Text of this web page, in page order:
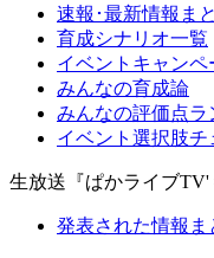
速報･最新情報ま
育成シナリオ一覧
イベントキャンペ
みんなの育成論
みんなの評価点ラ
イベント選択肢チ
生放送『ぱかライブTV'
発表された情報ま